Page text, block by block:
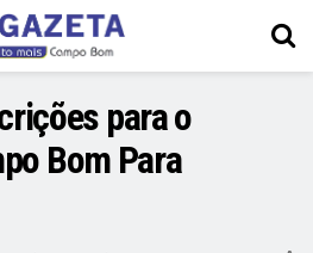
para o
Bom Para